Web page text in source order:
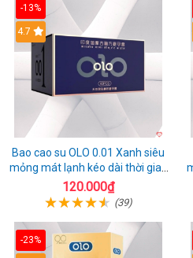
-13%
Hot
4.7
Bao cao su OLO 0.01 Xanh siêu
mỏng mát lạnh kéo dài thời gian
10 cái
120.000₫
(39)
-23%